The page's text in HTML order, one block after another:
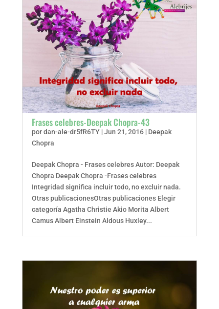
Frases celebres-Deepak Chopra-43
pordan-ale-dr5fR6TY|Jun 21, 2016| Deepak
Chopra
Deepak Chopra - Frases celebres Autor: Deepak
Chopra Deepak Chopra -Frases celebres
Integridad significa incluir todo, no excluir nada.
Otras publicacionesOtras publicaciones Elegir
categoría Agatha Christie Akio Morita Albert
Camus Albert Einstein Aldous Huxley...